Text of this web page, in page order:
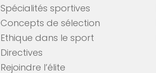
Spécialités sportives
Concepts de sélection
Ethique dans le sport
Directives
Rejoindre l’élite